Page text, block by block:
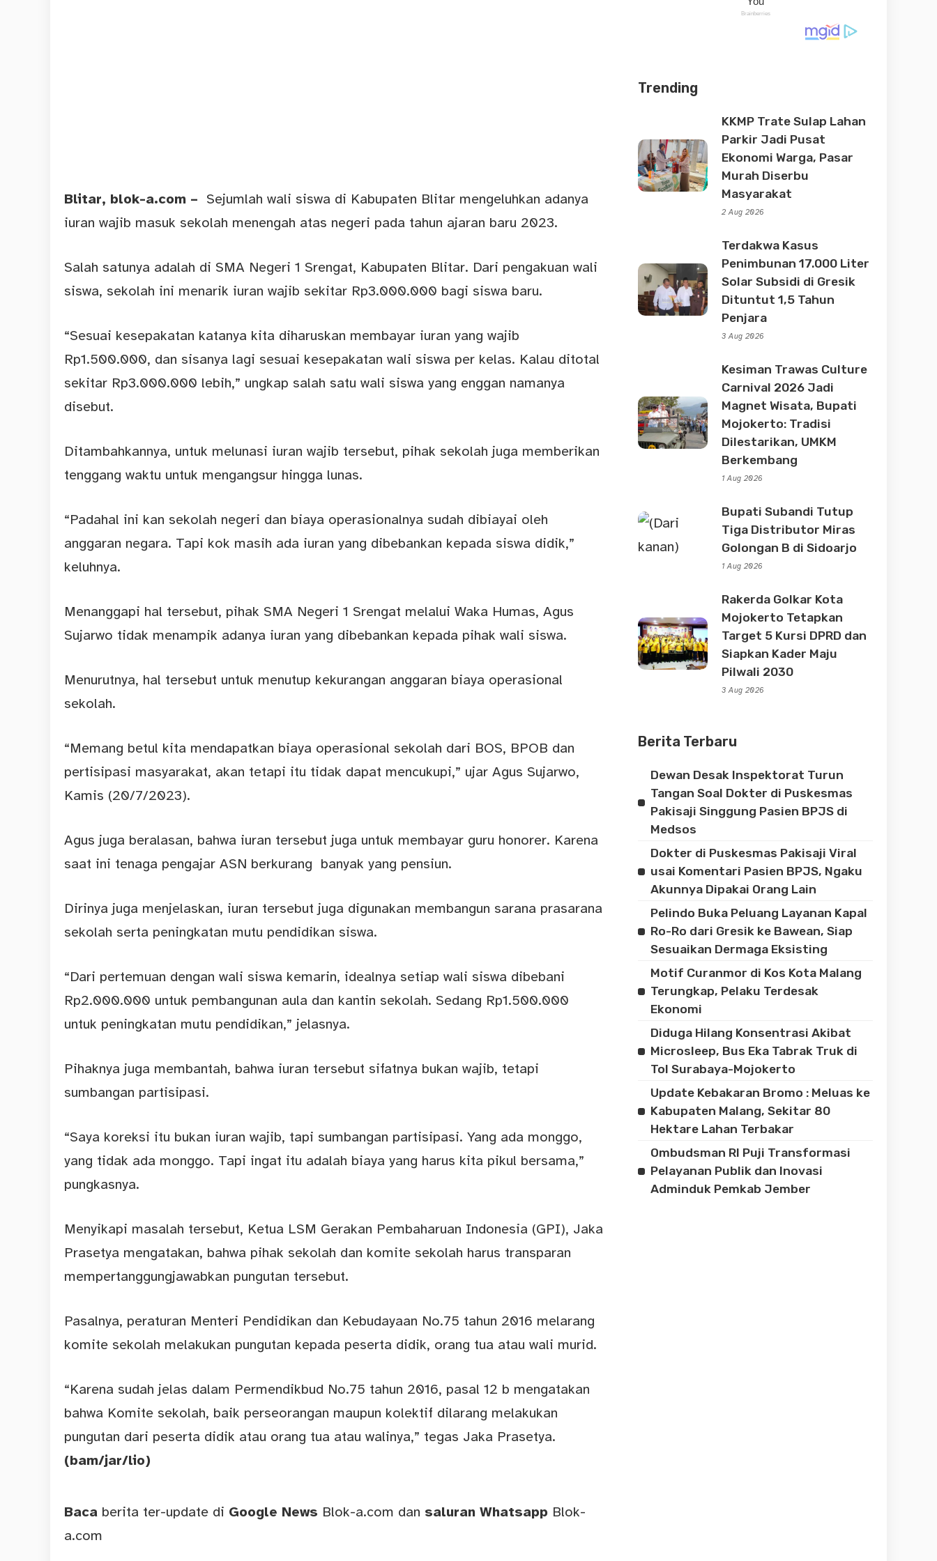
Blitar, blok-a.com – Sejumlah wali siswa di Kabupaten Blitar mengeluhkan adanya
iuran wajib masuk sekolah menengah atas negeri pada tahun ajaran baru 2023.
Salah satunya adalah di SMA Negeri 1 Srengat, Kabupaten Blitar. Dari pengakuan wali
siswa, sekolah ini menarik iuran wajib sekitar Rp3.000.000 bagi siswa baru.
“Sesuai kesepakatan katanya kita diharuskan membayar iuran yang wajib
Rp1.500.000, dan sisanya lagi sesuai kesepakatan wali siswa per kelas. Kalau ditotal
sekitar Rp3.000.000 lebih,” ungkap salah satu wali siswa yang enggan namanya
disebut.
Ditambahkannya, untuk melunasi iuran wajib tersebut, pihak sekolah juga memberikan
tenggang waktu untuk mengangsur hingga lunas.
“Padahal ini kan sekolah negeri dan biaya operasionalnya sudah dibiayai oleh
anggaran negara. Tapi kok masih ada iuran yang dibebankan kepada siswa didik,”
keluhnya.
Menanggapi hal tersebut, pihak SMA Negeri 1 Srengat melalui Waka Humas, Agus
Sujarwo tidak menampik adanya iuran yang dibebankan kepada pihak wali siswa.
Menurutnya, hal tersebut untuk menutup kekurangan anggaran biaya operasional
sekolah.
“Memang betul kita mendapatkan biaya operasional sekolah dari BOS, BPOB dan
pertisipasi masyarakat, akan tetapi itu tidak dapat mencukupi,” ujar Agus Sujarwo,
Kamis (20/7/2023).
Agus juga beralasan, bahwa iuran tersebut juga untuk membayar guru honorer. Karena
saat ini tenaga pengajar ASN berkurang banyak yang pensiun.
Dirinya juga menjelaskan, iuran tersebut juga digunakan membangun sarana prasarana
sekolah serta peningkatan mutu pendidikan siswa.
“Dari pertemuan dengan wali siswa kemarin, idealnya setiap wali siswa dibebani
Rp2.000.000 untuk pembangunan aula dan kantin sekolah. Sedang Rp1.500.000
untuk peningkatan mutu pendidikan,” jelasnya.
Pihaknya juga membantah, bahwa iuran tersebut sifatnya bukan wajib, tetapi
sumbangan partisipasi.
“Saya koreksi itu bukan iuran wajib, tapi sumbangan partisipasi. Yang ada monggo,
yang tidak ada monggo. Tapi ingat itu adalah biaya yang harus kita pikul bersama,”
pungkasnya.
Menyikapi masalah tersebut, Ketua LSM Gerakan Pembaharuan Indonesia (GPI), Jaka
Prasetya mengatakan, bahwa pihak sekolah dan komite sekolah harus transparan
mempertanggungjawabkan pungutan tersebut.
Pasalnya, peraturan Menteri Pendidikan dan Kebudayaan No.75 tahun 2016 melarang
komite sekolah melakukan pungutan kepada peserta didik, orang tua atau wali murid.
“Karena sudah jelas dalam Permendikbud No.75 tahun 2016, pasal 12 b mengatakan
bahwa Komite sekolah, baik perseorangan maupun kolektif dilarang melakukan
pungutan dari peserta didik atau orang tua atau walinya,” tegas Jaka Prasetya.
(bam/jar/lio)
Baca berita ter-update di Google News Blok-a.com dan saluran Whatsapp Blok-
a.com
Trending
KKMP Trate Sulap Lahan
Parkir Jadi Pusat
Ekonomi Warga, Pasar
Murah Diserbu
Masyarakat
2 Aug 2026
Terdakwa Kasus
Penimbunan 17.000 Liter
Solar Subsidi di Gresik
Dituntut 1,5 Tahun
Penjara
3 Aug 2026
Kesiman Trawas Culture
Carnival 2026 Jadi
Magnet Wisata, Bupati
Mojokerto: Tradisi
Dilestarikan, UMKM
Berkembang
1 Aug 2026
Bupati Subandi Tutup
Tiga Distributor Miras
Golongan B di Sidoarjo
1 Aug 2026
Rakerda Golkar Kota
Mojokerto Tetapkan
Target 5 Kursi DPRD dan
Siapkan Kader Maju
Pilwali 2030
3 Aug 2026
Berita Terbaru
Dewan Desak Inspektorat Turun
Tangan Soal Dokter di Puskesmas
Pakisaji Singgung Pasien BPJS di
Medsos
Dokter di Puskesmas Pakisaji Viral
usai Komentari Pasien BPJS, Ngaku
Akunnya Dipakai Orang Lain
Pelindo Buka Peluang Layanan Kapal
Ro-Ro dari Gresik ke Bawean, Siap
Sesuaikan Dermaga Eksisting
Motif Curanmor di Kos Kota Malang
Terungkap, Pelaku Terdesak
Ekonomi
Diduga Hilang Konsentrasi Akibat
Microsleep, Bus Eka Tabrak Truk di
Tol Surabaya-Mojokerto
Update Kebakaran Bromo : Meluas ke
Kabupaten Malang, Sekitar 80
Hektare Lahan Terbakar
Ombudsman RI Puji Transformasi
Pelayanan Publik dan Inovasi
Adminduk Pemkab Jember